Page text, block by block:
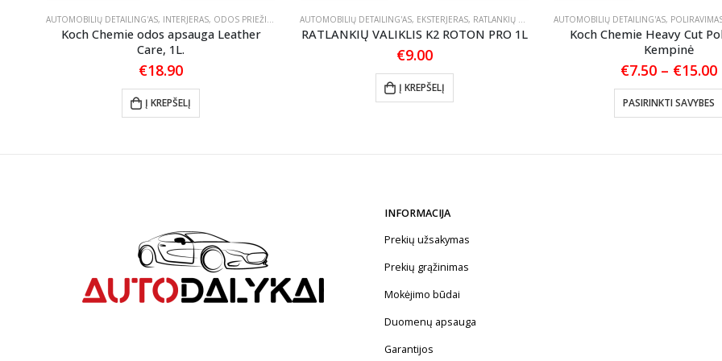
AUTOMOBILIŲ DETAILING'AS, INTERJERAS, ODOS PRIEŽIŪRA
Koch Chemie odos apsauga Leather
Care, 1L.
€18.90
Į KREPŠELĮ
AUTOMOBILIŲ DETAILING'AS, EKSTERJERAS, RATLANKIŲ PRIEŽIŪRA
RATLANKIŲ VALIKLIS K2 ROTON PRO 1L
€9.00
Į KREPŠELĮ
AUTOMOBILIŲ DETAILING'AS,
Koch Chemie Heavy Cut
Kempinė
€7.50 – €15.00
PASIRINKTI SAVYBES
INFORMACIJA
Prekių užsakymas
Prekių grąžinimas
Mokėjimo būdai
Duomenų apsauga
Garantijos